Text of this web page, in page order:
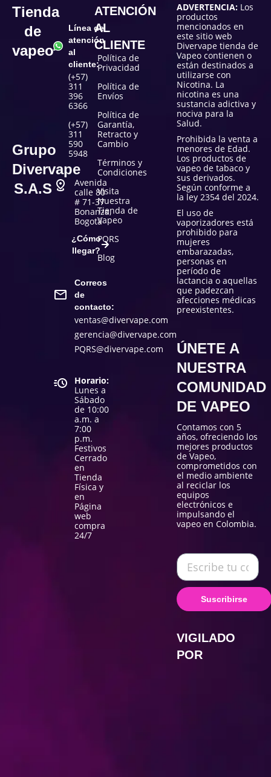
Tienda
de
vapeo
Grupo
Divervape
S.A.S
Línea de
atención
al
cliente:
(+57)
311
396
6366
(+57)
311
590
5948
Avenida
calle 80
# 71-37
Bonanza,
Bogotá
¿Cómo
llegar?
Correos
de
contacto:
ventas@divervape.com
gerencia@divervape.com
PQRS@divervape.com
Horario:
Lunes a
Sábado
de 10:00
a.m. a
7:00
p.m.
Festivos
Cerrado
en
Tienda
Física y
en
Página
web
compra
24/7
ATENCIÓN
AL
CLIENTE
Política de
Privacidad
Política de
Envíos
Política de
Garantía,
Retracto y
Cambio
Términos y
Condiciones
Visita
Nuestra
Tienda de
Vapeo
PQRS
Blog
ADVERTENCIA: Los
productos
mencionados en
este sitio web
Divervape tienda de
Vapeo contienen o
están destinados a
utilizarse con
Nicotina. La
nicotina es una
sustancia adictiva y
nociva para la
Salud.
Prohibida la venta a
menores de Edad.
Los productos de
vapeo de tabaco y
sus derivados.
Según conforme a
la ley 2354 del 2024.
El uso de
vaporizadores está
prohibido para
mujeres
embarazadas,
personas en
período de
lactancia o aquellas
que padezcan
afecciones médicas
preexistentes.
ÚNETE A
NUESTRA
COMUNIDAD
DE VAPEO
Contamos con 5
años, ofreciendo los
mejores productos
de Vapeo,
comprometidos con
el medio ambiente
al reciclar los
equipos
electrónicos e
impulsando el
vapeo en Colombia.
Suscribirse
VIGILADO
POR